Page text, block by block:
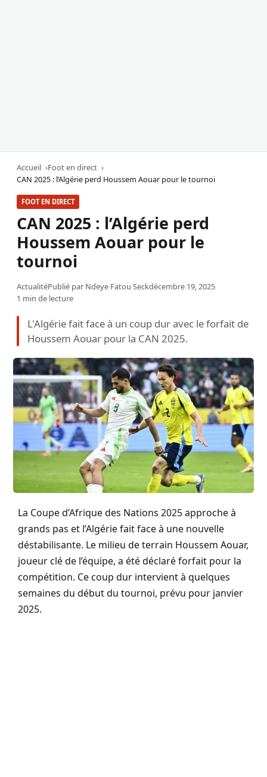
Accueil
Foot en direct
CAN 2025 : l’Algérie perd Houssem Aouar pour le tournoi
FOOT EN DIRECT
CAN 2025 : l’Algérie perd
Houssem Aouar pour le
tournoi
ActualitéPublié par Ndeye Fatou Seckdécembre 19, 2025
1 min de lecture
L'Algérie fait face à un coup dur avec le forfait de
Houssem Aouar pour la CAN 2025.
La Coupe d’Afrique des Nations 2025 approche à
grands pas et l’Algérie fait face à une nouvelle
déstabilisante. Le milieu de terrain Houssem Aouar,
joueur clé de l’équipe, a été déclaré forfait pour la
compétition. Ce coup dur intervient à quelques
semaines du début du tournoi, prévu pour janvier
2025.